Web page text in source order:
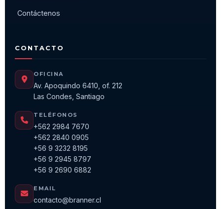
Contáctenos
CONTACTO
OFICINA
Av. Apoquindo 6410, of. 212
Las Condes, Santiago
TELÉFONOS
+562 2984 7670
+562 2840 0905
+56 9 3232 8195
+56 9 2945 8797
+56 9 2690 6882
EMAIL
contacto@branner.cl